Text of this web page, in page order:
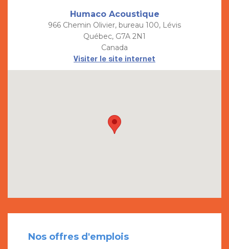
Humaco Acoustique
966 Chemin Olivier, bureau 100, Lévis
Québec, G7A 2N1
Canada
Visiter le site internet
Nos offres d'emplois